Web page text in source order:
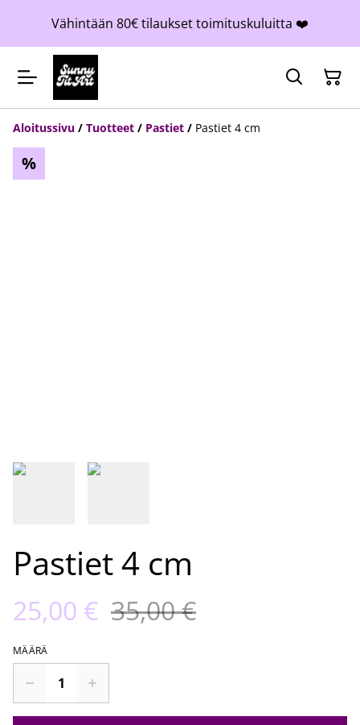
Vähintään 80€ tilaukset toimituskuluitta ❤️
Aloitussivu / Tuotteet / Pastiet / Pastiet 4 cm
%
Pastiet 4 cm
25,00 € 35,00 €
MÄÄRÄ